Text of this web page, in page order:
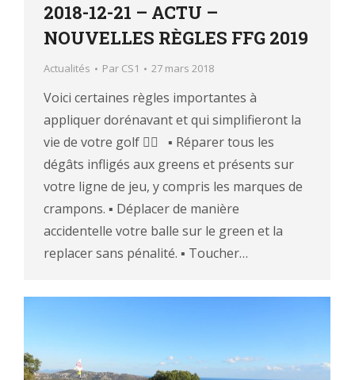
2018-12-21 – ACTU –
NOUVELLES RÈGLES FFG 2019
Actualités Par CS1 27 mars 2018
Voici certaines règles importantes à
appliquer dorénavant et qui simplifieront la
vie de votre golf 🏌️‍♂️ ▪ Réparer tous les
dégâts infligés aux greens et présents sur
votre ligne de jeu, y compris les marques de
crampons. ▪ Déplacer de manière
accidentelle votre balle sur le green et la
replacer sans pénalité. ▪ Toucher…